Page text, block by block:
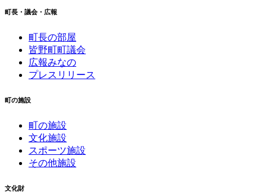
町長・議会・広報
町長の部屋
皆野町町議会
広報みなの
プレスリリース
町の施設
町の施設
文化施設
スポーツ施設
その他施設
文化財